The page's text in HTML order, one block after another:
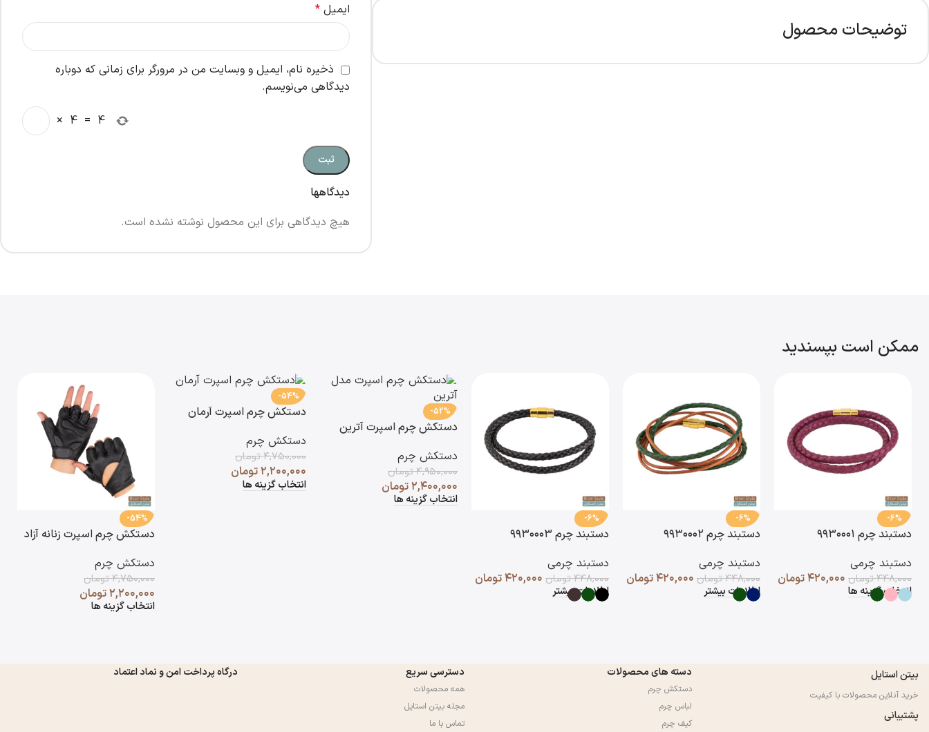
توضیحات محصول
دیدگاهها
هیچ دیدگاهی برای این محصول نوشته نشده است.
ایمیل*
ذخیره نام، ایمیل و وبسایت من در مرورگر برای زمانی که دوباره
دیدگاهی می‌نویسم.
× 4 = 4
ممکن است بپسندید
-6%
دستبند چرم ۹۹۳۰۰۰۱
دستبند چرمی
۴۴۸,۰۰۰تومان ۴۲۰,۰۰۰تومان
انتخاب گزینه ها
-6%
دستبند چرم ۹۹۳۰۰۰۲
دستبند چرمی
۴۴۸,۰۰۰تومان ۴۲۰,۰۰۰تومان
اطلاعات بیشتر
-6%
دستبند چرم ۹۹۳۰۰۰۳
دستبند چرمی
۴۴۸,۰۰۰تومان ۴۲۰,۰۰۰تومان
اطلاعات بیشتر
-52%
دستکش چرم اسپرت آترین
دستکش چرم
۴,۹۵۰,۰۰۰تومان
۲,۴۰۰,۰۰۰تومان
انتخاب گزینه ها
-54%
دستکش چرم اسپرت آرمان
دستکش چرم
۴,۷۵۰,۰۰۰تومان
۲,۲۰۰,۰۰۰تومان
انتخاب گزینه ها
-54%
دستکش چرم اسپرت زنانه آزاد
دستکش چرم
۴,۷۵۰,۰۰۰تومان
۲,۲۰۰,۰۰۰تومان
انتخاب گزینه ها
بیتن استایل
خرید آنلاین محصولات با کیفیت
پشتیبانی
دسته های محصولات
دستکش چرم
لباس چرم
کیف چرم
دسترسی سریع
همه محصولات
مجله بیتن استایل
تماس با ما
درگاه پرداخت امن و نماد اعتماد